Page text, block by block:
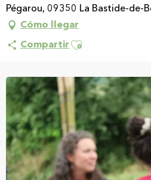
Pégarou, 09350 La Bastide-de-
Cómo llegar
Compartir Ajouter aux favoris